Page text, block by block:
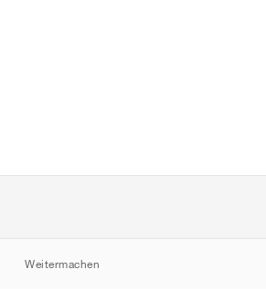
Weitermachen